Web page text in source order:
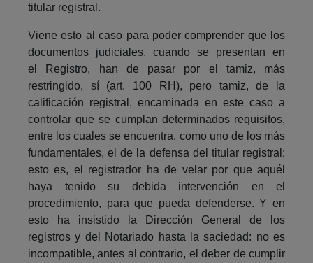
titular registral.
Viene esto al caso para poder comprender que los
documentos judiciales, cuando se presentan en
el Registro, han de pasar por el tamiz, más
restringido, sí (art. 100 RH), pero tamiz, de la
calificación registral, encaminada en este caso a
controlar que se cumplan determinados requisitos,
entre los cuales se encuentra, como uno de los más
fundamentales, el de la defensa del titular registral;
esto es, el registrador ha de velar por que aquél
haya tenido su debida intervención en el
procedimiento, para que pueda defenderse. Y en
esto ha insistido la Dirección General de los
registros y del Notariado hasta la saciedad: no es
incompatible, antes al contrario, el deber de cumplir